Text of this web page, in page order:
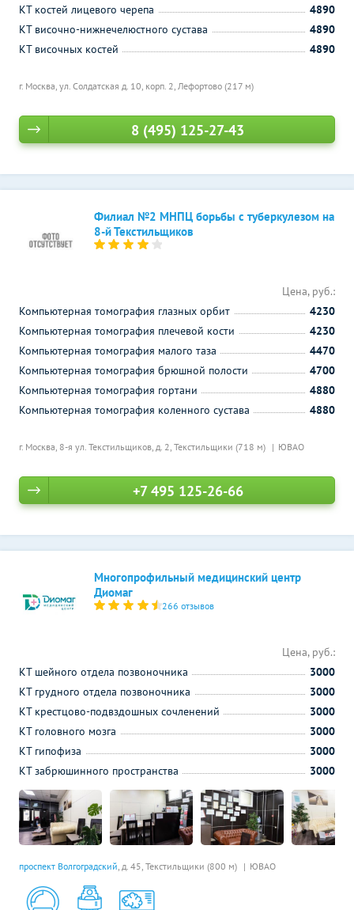
г. Москва, ул. Солдатская д. 10, корп. 2, Лефортово (217 м)
КТ костей лицевого черепа
4890
КТ височно-нижнечелюстного сустава
4890
КТ височных костей
4890
8 (495) 125-27-43
Филиал №2 МНПЦ борьбы с туберкулезом на
8-й Текстильщиков
г. Москва, 8-я ул. Текстильщиков, д. 2, Текстильщики (718 м) ЮВАО
Цена, руб.:
Компьютерная томография глазных орбит
4230
Компьютерная томография плечевой кости
4230
Компьютерная томография малого таза
4470
Компьютерная томография брюшной полости
4700
Компьютерная томография гортани
4880
Компьютерная томография коленного сустава
4880
+7 495 125-26-66
Многопрофильный медицинский центр
Диомаг
266 отзывов
проспект Волгоградский, д. 45, Текстильщики (800 м) ЮВАО
Цена, руб.:
КТ шейного отдела позвоночника
3000
КТ грудного отдела позвоночника
3000
КТ крестцово-подвздошных сочленений
3000
КТ головного мозга
3000
КТ гипофиза
3000
КТ забрюшинного пространства
3000